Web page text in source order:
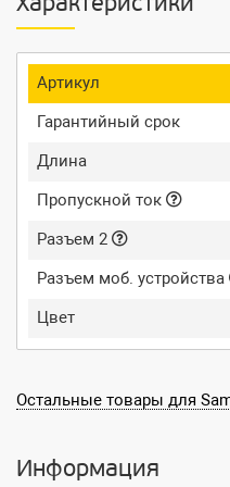
Характеристики
Артикул
Гарантийный срок
Длина
Пропускной ток
Разъем 2
Разъем моб. устройства
Цвет
Остальные товары для
Информация